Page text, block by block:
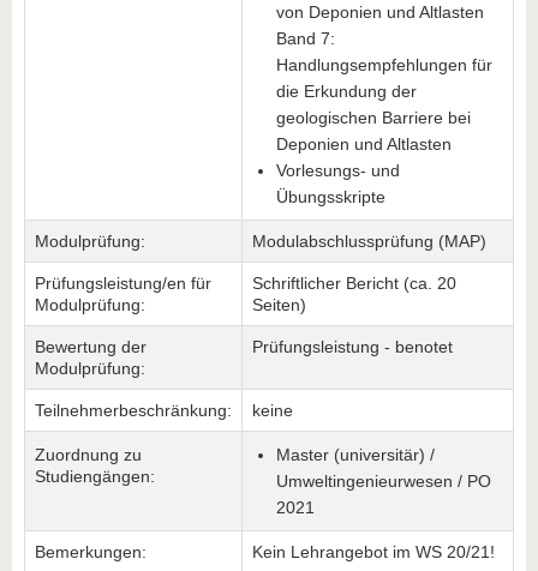
von Deponien und Altlasten
Band 7:
Handlungsempfehlungen für
die Erkundung der
geologischen Barriere bei
Deponien und Altlasten
Vorlesungs- und
Übungsskripte
Modulprüfung: Modulabschlussprüfung (MAP)
Prüfungsleistung/en für
Modulprüfung:
Schriftlicher Bericht (ca. 20
Seiten)
Bewertung der
Modulprüfung:
Prüfungsleistung - benotet
Teilnehmerbeschränkung: keine
Zuordnung zu
Studiengängen:
Master (universitär) /
Umweltingenieurwesen / PO
2021
Bemerkungen: Kein Lehrangebot im WS 20/21!